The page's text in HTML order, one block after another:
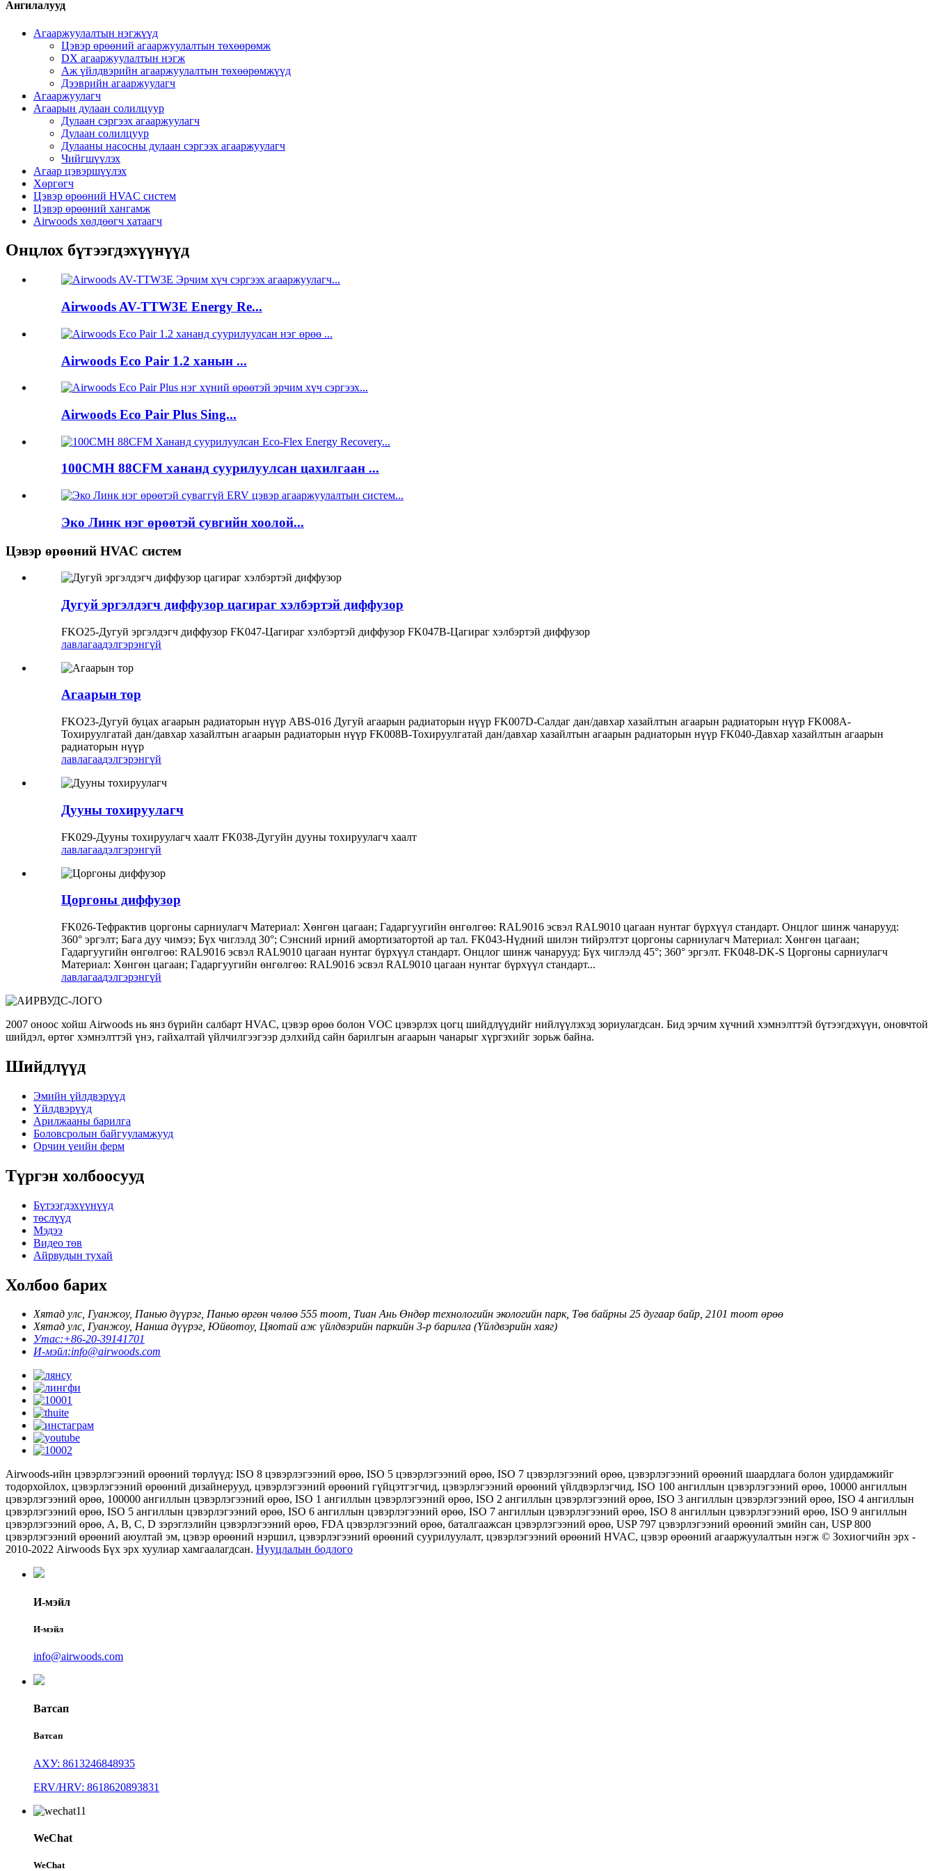
Ангилалууд
Агааржуулалтын нэгжүүд
Цэвэр өрөөний агааржуулалтын төхөөрөмж
DX агааржуулалтын нэгж
Аж үйлдвэрийн агааржуулалтын төхөөрөмжүүд
Дээврийн агааржуулагч
Агааржуулагч
Агаарын дулаан солилцуур
Дулаан сэргээх агааржуулагч
Дулаан солилцуур
Дулааны насосны дулаан сэргээх агааржуулагч
Чийгшүүлэх
Агаар цэвэршүүлэх
Хөргөгч
Цэвэр өрөөний HVAC систем
Цэвэр өрөөний хангамж
Airwoods хөлдөөгч хатаагч
Онцлох бүтээгдэхүүнүүд
Airwoods AV-TTW3E Energy Re...
Airwoods Eco Pair 1.2 ханын ...
Airwoods Eco Pair Plus Sing...
100CMH 88CFM хананд суурилуулсан цахилгаан ...
Эко Линк нэг өрөөтэй сувгийн хоолой...
Цэвэр өрөөний HVAC систем
Дугуй эргэлдэгч диффузор цагираг хэлбэртэй диффузор
FKO25-Дугуй эргэлдэгч диффузор FK047-Цагираг хэлбэртэй диффузор FK047B-Цагираг хэлбэртэй диффузор
лавлагаадэлгэрэнгүй
Агаарын тор
FKO23-Дугуй буцах агаарын радиаторын нүүр ABS-016 Дугуй агаарын радиаторын нүүр FK007D-Салдаг дан/давхар хазайлтын агаарын радиаторын нүүр FK008A-
Тохируулгатай дан/давхар хазайлтын агаарын радиаторын нүүр FK008B-Тохируулгатай дан/давхар хазайлтын агаарын радиаторын нүүр FK040-Давхар хазайлтын агаарын
радиаторын нүүр
лавлагаадэлгэрэнгүй
Дууны тохируулагч
FK029-Дууны тохируулагч хаалт FK038-Дугуйн дууны тохируулагч хаалт
лавлагаадэлгэрэнгүй
Цоргоны диффузор
FK026-Тефрактив цоргоны сарниулагч Материал: Хөнгөн цагаан; Гадаргуугийн өнгөлгөө: RAL9016 эсвэл RAL9010 цагаан нунтаг бүрхүүл стандарт. Онцлог шинж чанарууд:
360° эргэлт; Бага дуу чимээ; Бүх чиглэлд 30°; Сэнсний ирний амортизатортой ар тал. FK043-Нүдний шилэн тийрэлтэт цоргоны сарниулагч Материал: Хөнгөн цагаан;
Гадаргуугийн өнгөлгөө: RAL9016 эсвэл RAL9010 цагаан нунтаг бүрхүүл стандарт. Онцлог шинж чанарууд: Бүх чиглэлд 45°; 360° эргэлт. FK048-DK-S Цоргоны сарниулагч
Материал: Хөнгөн цагаан; Гадаргуугийн өнгөлгөө: RAL9016 эсвэл RAL9010 цагаан нунтаг бүрхүүл стандарт...
лавлагаадэлгэрэнгүй
2007 оноос хойш Airwoods нь янз бүрийн салбарт HVAC, цэвэр өрөө болон VOC цэвэрлэх цогц шийдлүүдийг нийлүүлэхэд зориулагдсан. Бид эрчим хүчний хэмнэлттэй бүтээгдэхүүн, оновчтой
шийдэл, өртөг хэмнэлттэй үнэ, гайхалтай үйлчилгээгээр дэлхийд сайн барилгын агаарын чанарыг хүргэхийг зорьж байна.
Шийдлүүд
Эмийн үйлдвэрүүд
Үйлдвэрүүд
Арилжааны барилга
Боловсролын байгууламжууд
Орчин үеийн ферм
Түргэн холбоосууд
Бүтээгдэхүүнүүд
төслүүд
Мэдээ
Видео төв
Айрвудын тухай
Холбоо барих
Хятад улс, Гуанжоу, Панью дүүрэг, Панью өргөн чөлөө 555 тоот, Тиан Ань Өндөр технологийн экологийн парк, Төв байрны 25 дугаар байр, 2101 тоот өрөө
Хятад улс, Гуанжоу, Нанша дүүрэг, Юйвотоу, Цяотай аж үйлдвэрийн паркийн 3-р барилга (Үйлдвэрийн хаяг)
Утас:+86-20-39141701
И-мэйл:info@airwoods.com
Airwoods-ийн цэвэрлэгээний өрөөний төрлүүд: ISO 8 цэвэрлэгээний өрөө, ISO 5 цэвэрлэгээний өрөө, ISO 7 цэвэрлэгээний өрөө, цэвэрлэгээний өрөөний шаардлага болон удирдамжийг
тодорхойлох, цэвэрлэгээний өрөөний дизайнерууд, цэвэрлэгээний өрөөний гүйцэтгэгчид, цэвэрлэгээний өрөөний үйлдвэрлэгчид, ISO 100 ангиллын цэвэрлэгээний өрөө, 10000 ангиллын
цэвэрлэгээний өрөө, 100000 ангиллын цэвэрлэгээний өрөө, ISO 1 ангиллын цэвэрлэгээний өрөө, ISO 2 ангиллын цэвэрлэгээний өрөө, ISO 3 ангиллын цэвэрлэгээний өрөө, ISO 4 ангиллын
цэвэрлэгээний өрөө, ISO 5 ангиллын цэвэрлэгээний өрөө, ISO 6 ангиллын цэвэрлэгээний өрөө, ISO 7 ангиллын цэвэрлэгээний өрөө, ISO 8 ангиллын цэвэрлэгээний өрөө, ISO 9 ангиллын
цэвэрлэгээний өрөө, А, В, С, D зэрэглэлийн цэвэрлэгээний өрөө, FDA цэвэрлэгээний өрөө, баталгаажсан цэвэрлэгээний өрөө, USP 797 цэвэрлэгээний өрөөний эмийн сан, USP 800
цэвэрлэгээний өрөөний аюултай эм, цэвэр өрөөний нэршил, цэвэрлэгээний өрөөний суурилуулалт, цэвэрлэгээний өрөөний HVAC, цэвэр өрөөний агааржуулалтын нэгж © Зохиогчийн эрх -
2010-2022 Airwoods Бүх эрх хуулиар хамгаалагдсан. Нууцлалын бодлого
И-мэйл
И-мэйл
info@airwoods.com
Ватсап
Ватсап
АХУ: 8613246848935
ERV/HRV: 8618620893831
WeChat
WeChat